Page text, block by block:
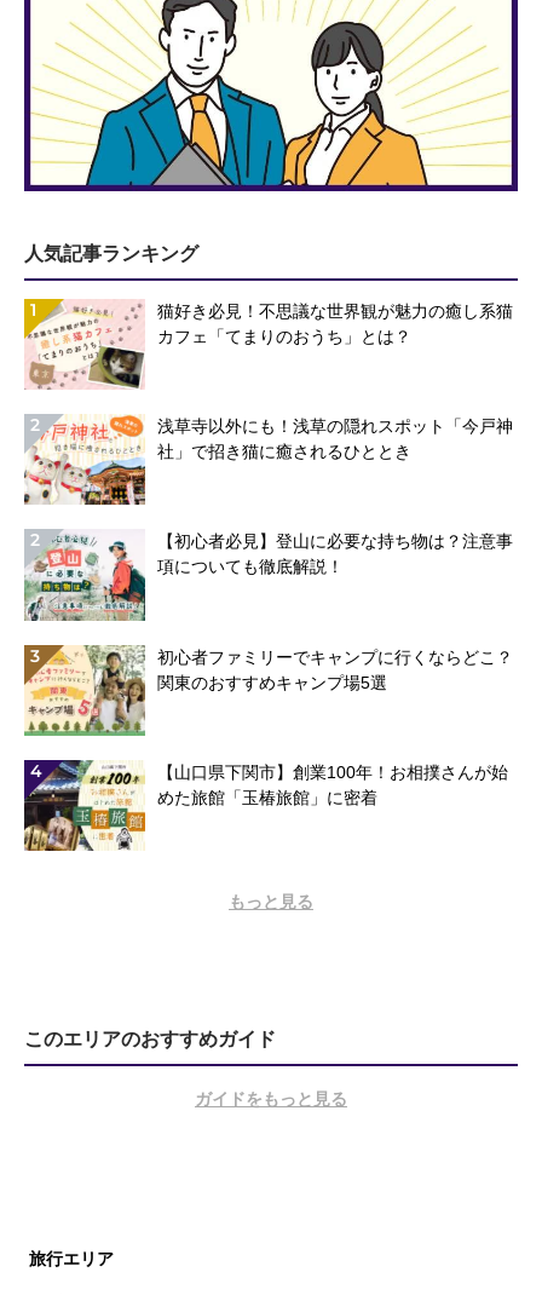
人気記事ランキング
1
猫好き必見！不思議な世界観が魅力の癒し系猫
カフェ「てまりのおうち」とは？
2
浅草寺以外にも！浅草の隠れスポット「今戸神
社」で招き猫に癒されるひととき
2
【初心者必見】登山に必要な持ち物は？注意事
項についても徹底解説！
3
初心者ファミリーでキャンプに行くならどこ？
関東のおすすめキャンプ場5選
4
【山口県下関市】創業100年！お相撲さんが始
めた旅館「玉椿旅館」に密着
もっと見る
このエリアのおすすめガイド
ガイドをもっと見る
旅行エリア